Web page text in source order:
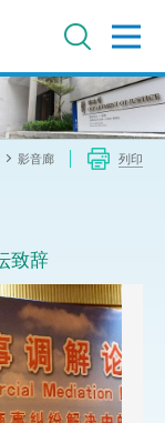
影音廊 列印
致辞